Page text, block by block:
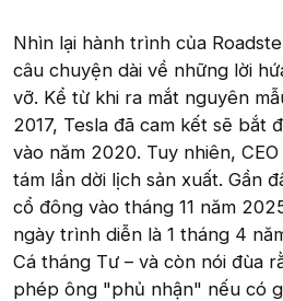
Nhìn lại hành trình của
câu chuyện dài về những lời
vỡ. Kể từ khi ra mắt nguyên
2017, Tesla đã cam kết sẽ bắt
vào năm 2020. Tuy nhiên,
tám lần dời lịch sản xuất. Gần
cổ đông vào tháng 11 năm
ngày trình diễn là 1 tháng 4
Cá tháng Tư – và còn nói đùa
phép ông "phủ nhận" nếu có